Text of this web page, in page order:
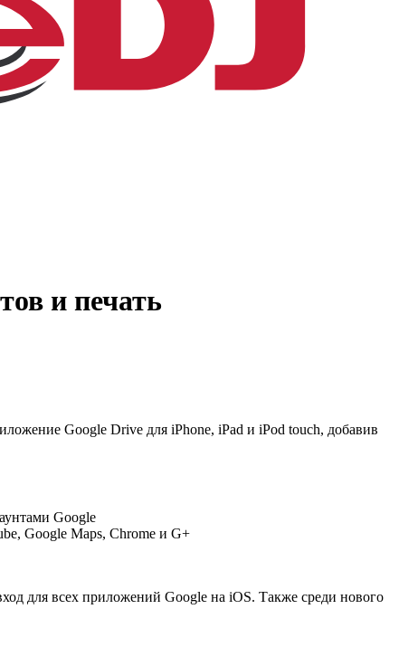
и печать
Google Drive для iPhone, iPad и iPod touch, добавив
Google
Google Maps, Chrome и G+
для всех приложений Google на iOS. Также среди нового